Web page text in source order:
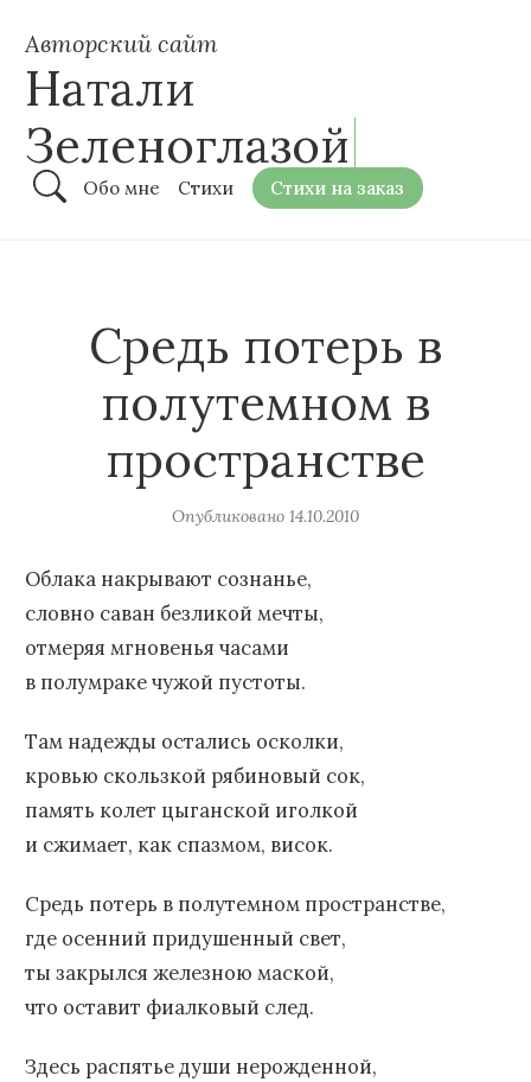
Авторский сайт
Натали
Зеленоглазой
Обо мне Стихи Стихи на заказ
Средь потерь в
полутемном в
пространстве
Опубликовано 14.10.2010
Облака накрывают сознанье,
словно саван безликой мечты,
отмеряя мгновенья часами
в полумраке чужой пустоты.
Там надежды остались осколки,
кровью скользкой рябиновый сок,
память колет цыганской иголкой
и сжимает, как спазмом, висок.
Средь потерь в полутемном пространстве,
где осенний придушенный свет,
ты закрылся железною маской,
что оставит фиалковый след.
Здесь распятье души нерожденной,